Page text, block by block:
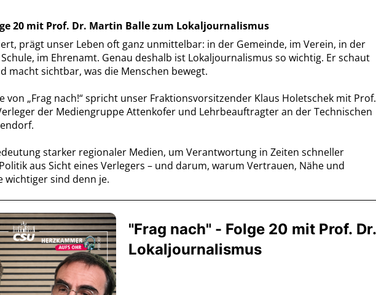
20 mit Prof. Dr. Martin Balle zum Lokaljournalismus
prägt unser Leben oft ganz unmittelbar: in der Gemeinde, im Verein, in der
im Ehrenamt. Genau deshalb ist Lokaljournalismus so wichtig. Er schaut
macht sichtbar, was die Menschen bewegt.
von „Frag nach!“ spricht unser Fraktionsvorsitzender Klaus Holetschek mit Prof.
der Mediengruppe Attenkofer und Lehrbeauftragter an der Technischen
starker regionaler Medien, um Verantwortung in Zeiten schneller
aus Sicht eines Verlegers – und darum, warum Vertrauen, Nähe und
wichtiger sind denn je.